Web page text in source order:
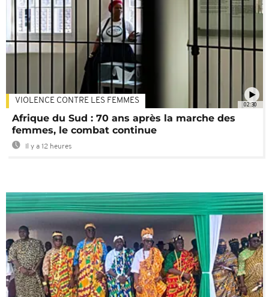
02:30
VIOLENCE CONTRE LES FEMMES
Afrique du Sud : 70 ans après la marche des
femmes, le combat continue
Il y a 12 heures